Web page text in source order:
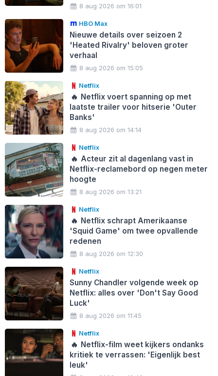
8 aug 2026 om 16:01
HBO Max
Nieuwe details over seizoen 2
'Heated Rivalry' beloven groter
verhaal
8 aug 2026 om 15:05
Netflix
🔥 Netflix voert spanning op met
laatste trailer voor hitserie 'Outer
Banks'
8 aug 2026 om 14:14
Netflix
🔥 Acteur zit al dagenlang vast in
Netflix-reclamebord op negen meter
hoogte
8 aug 2026 om 13:21
Netflix
🔥 Netflix schrapt Amerikaanse
'Squid Game' om twee opvallende
redenen
8 aug 2026 om 12:30
Netflix
Sunny Chandler volgende week op
Netflix: alles over 'Don't Say Good
Luck'
8 aug 2026 om 11:45
Netflix
🔥 Netflix-film weet kijkers ondanks
kritiek te verrassen: 'Eigenlijk best
leuk'